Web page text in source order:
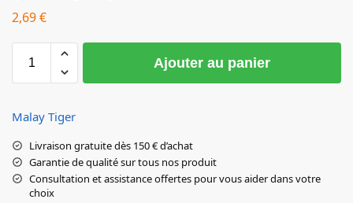
2,69€
Ajouter au panier
Malay Tiger
Livraison gratuite dès 150 € d’achat
Garantie de qualité sur tous nos produit
Consultation et assistance offertes pour vous aider dans votre
choix